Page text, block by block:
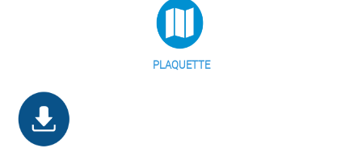
PLAQUETTE